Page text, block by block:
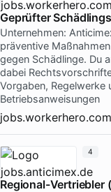
Geprüfter
Unternehmen:
präventive
gegen Schädlinge. Du
dabei
Vorgaben,
Betriebsanweisungen
jobs.workerhero.com
Regional-Vertriebler
4